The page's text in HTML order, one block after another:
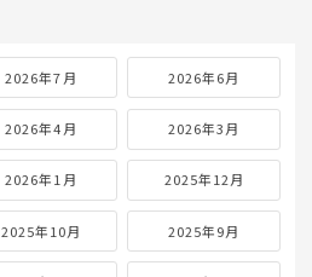
2026年7月 2026年6月
2026年4月 2026年3月
2026年1月 2025年12月
2025年10月 2025年9月